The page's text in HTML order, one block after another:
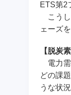
ETS第2
こうし
ェーズ
【脱炭
電力需
どの課
うな状